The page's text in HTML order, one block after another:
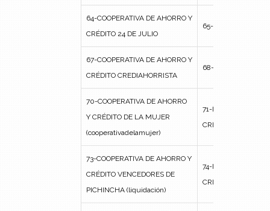
64-COOPERATIVA DE AHORRO Y
CRÉDITO 24 DE JULIO
65-FINANCATAR
67-COOPERATIVA DE AHORRO Y
CRÉDITO CREDIAHORRISTA
68-FINANCIERA
70-COOPERATIVA DE AHORRO
Y CRÉDITO DE LA MUJER
(cooperativadelamujer)
71-FINANCIERA
CRÉDITO CRISTO
73-COOPERATIVA DE AHORRO Y
CRÉDITO VENCEDORES DE
PICHINCHA (liquidación)
74-FINANCIERA
CRÉDITO